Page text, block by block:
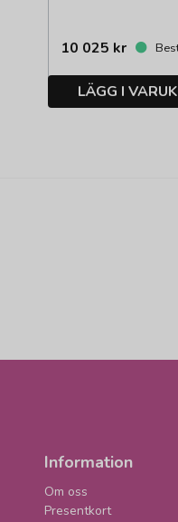
10 025 kr
LÄGG I
Information
Om oss
Presentkort